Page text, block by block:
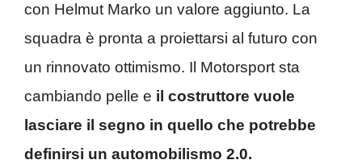
con Helmut Marko un valore aggiunto. La
squadra è pronta a proiettarsi al futuro con
un rinnovato ottimismo. Il Motorsport sta
cambiando pelle e il costruttore vuole
lasciare il segno in quello che potrebbe
definirsi un automobilismo 2.0.